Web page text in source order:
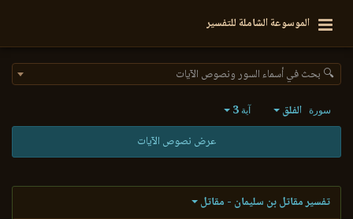
الموسوعة الشاملة للتفسير
🔍 بحث في أسماء السور ونصوص الآيات
سورة الفلق آية 3
عرض نصوص الآيات
تفسير مقاتل بن سليمان - مقاتل